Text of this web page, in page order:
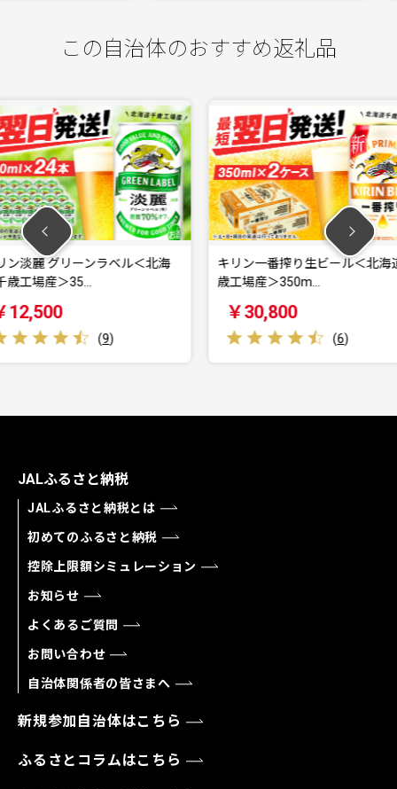
この自治体のおすすめ返礼品
ル＜北海
キリン一番搾り生ビール＜北海道千
6)
【JALの
JALふるさと納税
JALふるさと納税とは
初めてのふるさと納税
控除上限額シミュレーション
お知らせ
よくあるご質問
お問い合わせ
自治体関係者の皆さまへ
新規参加自治体はこちら
ふるさとコラムはこちら